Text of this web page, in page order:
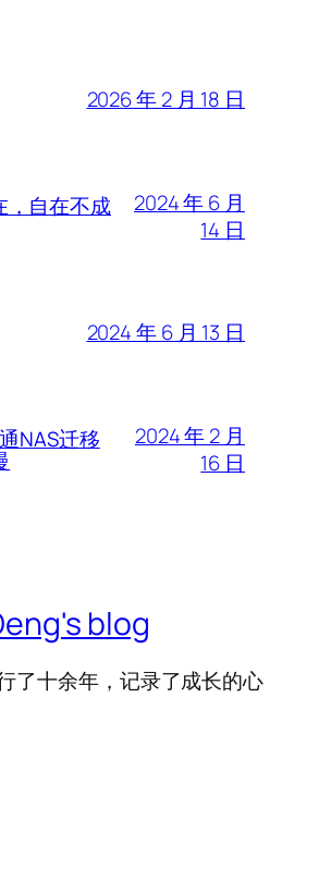
2026 年 2 月 18 日
，自在不成
2024 年 6 月
14 日
2024 年 6 月 13 日
NAS迁移
2024 年 2 月
16 日
blog
了十余年，记录了成长的心